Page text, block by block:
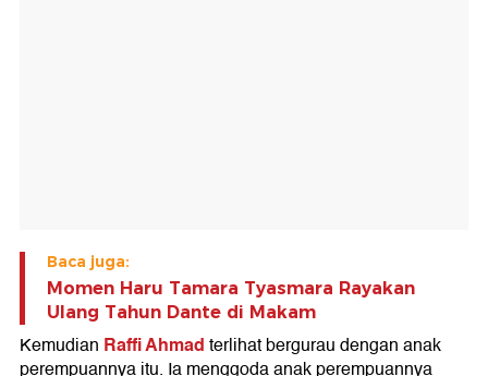
Baca juga:
Momen Haru Tamara Tyasmara Rayakan
Ulang Tahun Dante di Makam
Kemudian Raffi Ahmadterlihat bergurau dengan anak
perempuannya itu. Ia menggoda anak perempuannya